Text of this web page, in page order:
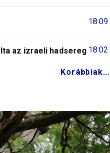
18:09
18:02
az izraeli hadsereg
Korábbiak...